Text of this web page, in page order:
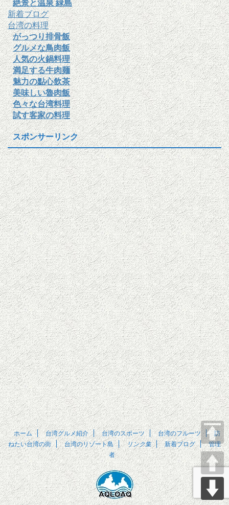
絶景と温泉 緑島
新着ブログ
台湾の料理
がっつり排骨飯
グルメな鳥肉飯
人気の火鍋料理
満足する牛肉麺
魅力の點心飲茶
美味しい魯肉飯
色々な台湾料理
試す客家の料理
スポンサーリンク
ホーム 台湾グルメ紹介 台湾のスポーツ 台湾のフルーツ
訪
ねたい台湾の街
台湾のリゾート島 リンク集 新着ブログ
管理
者